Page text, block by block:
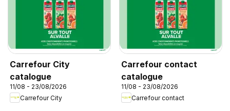
Carrefour City
catalogue
11/08 - 23/08/2026
Carrefour City
Carrefour contact
catalogue
11/08 - 23/08/2026
Carrefour contact